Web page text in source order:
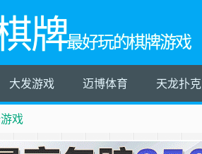
牌最好玩的棋牌游戏
大发游戏 迈博体育 天龙扑克
戏